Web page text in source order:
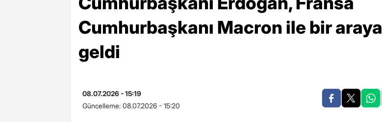
Cumhurbaşkanı Macron ile bir araya
geldi
08.07.2026 - 15:19
Güncelleme: 08.07.2026 - 15:20